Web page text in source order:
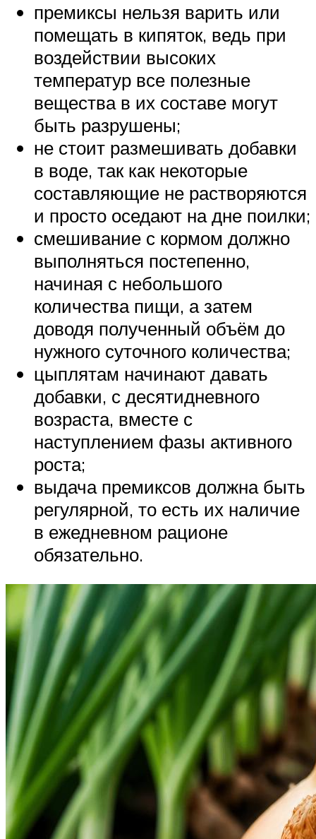
премиксы нельзя варить или
помещать в кипяток, ведь при
воздействии высоких
температур все полезные
вещества в их составе могут
быть разрушены;
не стоит размешивать добавки
в воде, так как некоторые
составляющие не растворяются
и просто оседают на дне поилки;
смешивание с кормом должно
выполняться постепенно,
начиная с небольшого
количества пищи, а затем
доводя полученный объём до
нужного суточного количества;
цыплятам начинают давать
добавки, с десятидневного
возраста, вместе с
наступлением фазы активного
роста;
выдача премиксов должна быть
регулярной, то есть их наличие
в ежедневном рационе
обязательно.